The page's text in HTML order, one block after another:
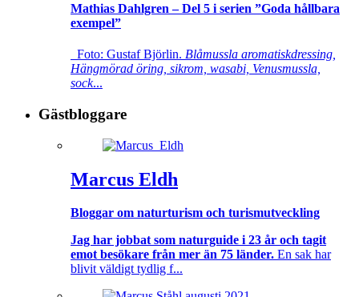
Mathias Dahlgren – Del 5 i serien ”Goda hållbara
exempel”
Foto: Gustaf Björlin. Blåmussla aromatiskdressing,
Hängmörad öring, sikrom, wasabi, Venusmussla,
sock...
Gästbloggare
Marcus Eldh
Bloggar om naturturism och turismutveckling
Jag har jobbat som naturguide i 23 år och tagit
emot besökare från mer än 75 länder. En sak har
blivit väldigt tydlig f...